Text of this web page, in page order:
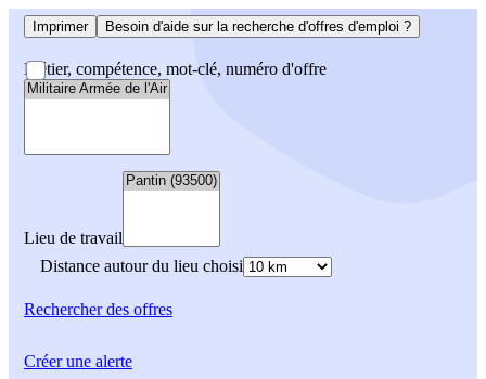
Imprimer Besoin d'aide sur la recherche d'offres d'emploi ?
Métier, compétence, mot-clé, numéro d'offre
Lieu de travail
Distance autour du lieu choisi
Rechercherdes offres
Créer une alerte